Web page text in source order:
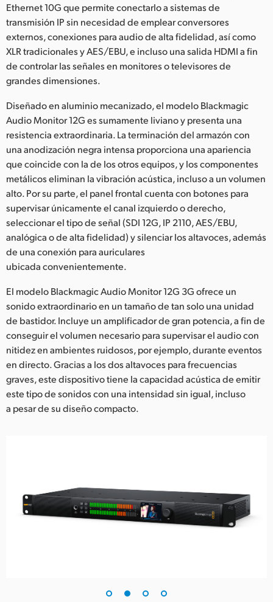
Turkey
UAE
Ukraine
United States
Ethernet 10G que permite conectarlo a sistemas de
transmisión IP sin necesidad de emplear conversores
externos, conexiones para audio de alta fidelidad, así como
XLR tradicionales y AES/EBU, e incluso una salida HDMI a fin
de controlar las señales en monitores o televisores de
grandes dimensiones.
Diseñado en aluminio mecanizado, el modelo Blackmagic
Audio Monitor 12G es sumamente liviano y presenta una
resistencia extraordinaria. La terminación del armazón con
una anodización negra intensa proporciona una apariencia
que coincide con la de los otros equipos, y los componentes
metálicos eliminan la vibración acústica, incluso a un volumen
alto. Por su parte, el panel frontal cuenta con botones para
supervisar únicamente el canal izquierdo o derecho,
seleccionar el tipo de señal (SDI 12G, IP 2110, AES/EBU,
analógica o de alta fidelidad) y silenciar los altavoces, además
de una conexión para auriculares
ubicada convenientemente.
El modelo Blackmagic Audio Monitor 12G 3G ofrece un
sonido extraordinario en un tamaño de tan solo una unidad
de bastidor. Incluye un amplificador de gran potencia, a fin de
conseguir el volumen necesario para supervisar el audio con
nitidez en ambientes ruidosos, por ejemplo, durante eventos
en directo. Gracias a los dos altavoces para frecuencias
graves, este dispositivo tiene la capacidad acústica de emitir
este tipo de sonidos con una intensidad sin igual, incluso
a pesar de su diseño compacto.